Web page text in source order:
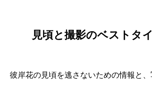
見頃と撮影のベストタ
彼岸花の見頃を逃さないための情報と